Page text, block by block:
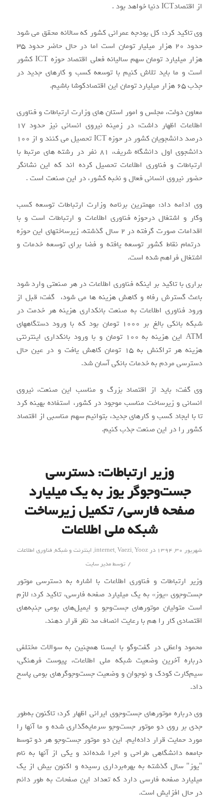
از اقتصادICT دنیا خواهد بود .
وی تاکید کرد: کل بودجه عمرانی کشور که سالانه محقق می شود
حدود ۲۰ هزار میلیار تومان است اما در حال حاضر حدود ۳۵
هزار میلیارد تومان سهم سالیانه فعلی اقتصاد حوزه ICT کشور
است و ما باید تلاش کنیم با توسعه کسب و کارهای جدید در
جذب ۶۵ هزار میلیارد تومان این اقتصادکوشا باشیم.
معاون دولت، مجلس و امور استان های وزارت ارتباطات و فناوری
اطلاعات اظهار داشت: در زمینه نیروی انسانی نیز حدود ۱۷
درصد دانشجویان کشور در حوزه ICT تحصیل می کنند و از ۱۰۰
دانشجوی اول دانشگاه شریف، ۸۱ نفر در رشته های مرتبط با
ارتباطات و فناوری اطلاعات تحصیل کرده اند که این نشانگر
حضور نیروی انسانی فعال و نخبه کشور، در این صنعت است .
وی ادامه داد: ‌مهمترین برنامه وزارت ارتباطات توسعه کسب
وکار و اشتغال درحوزه فناوری اطلاعات و ارتباطات است و با
اقدامات صورت گرفته در ۲ سال گذشته، زیرساختهای این حوزه
درتمام نقاط کشور توسعه یافته و فضا برای توسعه خدمات و
اشتغال فراهم شده است.
براری با تاکید بر اینکه فناوری اطلاعات در هر صنعتی وارد شود
باعث گسترش رفاه و کاهش هزینه ها می شود، گفت: قبل از
ورود فناوری اطلاعات به صنعت بانکداری هزینه هر خدمت در
شبکه بانکی بالغ بر ۱۰۰۰ تومان بود که با ورود دستگاههای
ATM این هزینه به ۱۰۰ تومان و با ورود بانکداری اینترنتی
هزینه هر تراکنش به ۱۵ تومان کاهش یافت و در عین حال
دسترسی مردم به خدمات بانکی آسان شد.
وی گفت: باید از اقتصاد بزرگ و مناسب این صنعت، نیروی
انسانی و زیرساخت مناسب موجود در کشور، استفاده بهینه کرد
تا با ایجاد کسب و کارهای جدید، بتوانیم سهم مناسبی از اقتصاد
کشور را در این صنعت جذب کنیم.
وزیر ارتباطات: دسترسی
جست‌وجوگر یوز به یک میلیارد
صفحه فارسی/ تکمیل زیرساخت
شبکه ملی اطلاعات
شهریور ۳۰, ۱۳۹۴ در internet,Vaezi,Yooz
, اینترنت و شبکه, فناوری اطلاعات
/ توسطمدیر سایت
وزیر ارتباطات و فناوری اطلاعات با اشاره به دسترسی موتور
جست‌وجوی «یوز» به یک میلیارد صفحه فارسی، تاکید کرد: لازم
است متولیان موتورهای جست‌وجو و ایمیل‌های بومی جنبه‌های
اقتصادی کار را هم با رعایت انصاف مد نظر قرار دهند.
محمود واعظی در گفت‌وگو با ایسنا همچنین به سوالات مختلفی
درباره آخرین وضعیت شبکه ملی اطلاعات، پیوست فرهنگی،
سیم‌کارت کودک و نوجوان و وضعیت جست‌وجوگرهای بومی پاسخ
داد.
وی درباره موتورهای جست‌وجوی ایرانی اظهار کرد: تاکنون به‌طور
جدی بر روی دو موتور جست‌وجو سرمایه‌گذاری شده و ما آنها را
مورد حمایت قرار داده‌ایم. این دو موتور جست‌وجو هر دو توسط
جامعه دانشگاهی طراحی و اجرا شده‌اند و یکی از آنها به نام
"یوز" سال گذشته به بهره‌برداری رسیده و اکنون بیش از یک
میلیارد صفحه فارسی دارد که تعداد این صفحات به طور دائم
در حال افزایش است.